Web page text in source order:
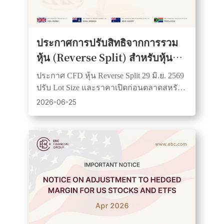
ประกาศการปรับสิทธิจากการรวม
หุ้น (Reverse Split) สำหรับหุ้น
CFD
ประกาศ CFD หุ้น Reverse Split 29 มิ.ย. 2569
ปรับ Lot Size และราคาเปิดก่อนตลาดสหรัฐ
เปิด มูลค่าสถานะคงเดิม TP/SL ถูกยกเลิก
2026-06-25